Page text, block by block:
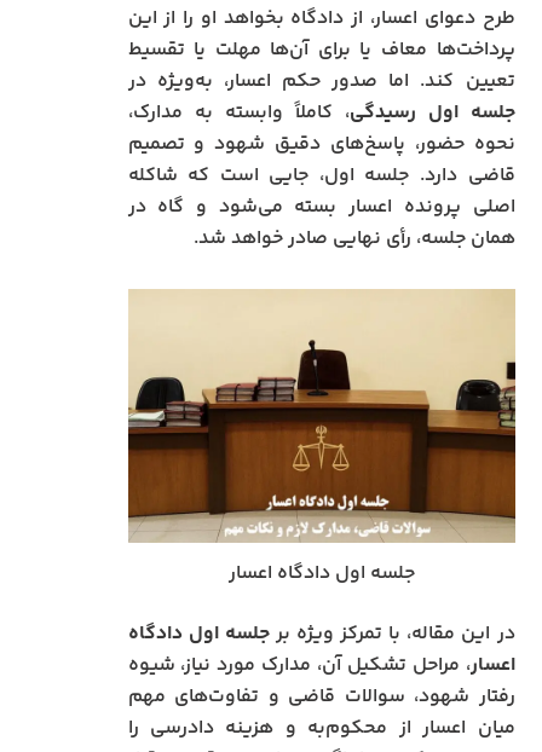
طرح دعوای اعسار، از دادگاه بخواهد او را از این
پرداخت‌ها معاف یا برای آن‌ها مهلت یا تقسیط
تعیین کند. اما صدور حکم اعسار، به‌ویژه در
جلسه اول رسیدگی، کاملاً وابسته به مدارک،
نحوه حضور، پاسخ‌های دقیق شهود و تصمیم
قاضی دارد. جلسه اول، جایی است که شاکله
اصلی پرونده اعسار بسته می‌شود و گاه در
همان جلسه، رأی نهایی صادر خواهد شد.
جلسه اول دادگاه اعسار
در این مقاله، با تمرکز ویژه برجلسه اول دادگاه
اعسار، مراحل تشکیل آن، مدارک مورد نیاز، شیوه
رفتار شهود، سوالات قاضی و تفاوت‌های مهم
میان اعسار از محکوم‌به و هزینه دادرسی را